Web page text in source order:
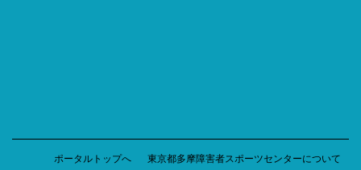
ポータルトップへ 東京都多摩障害者スポーツセンターについて